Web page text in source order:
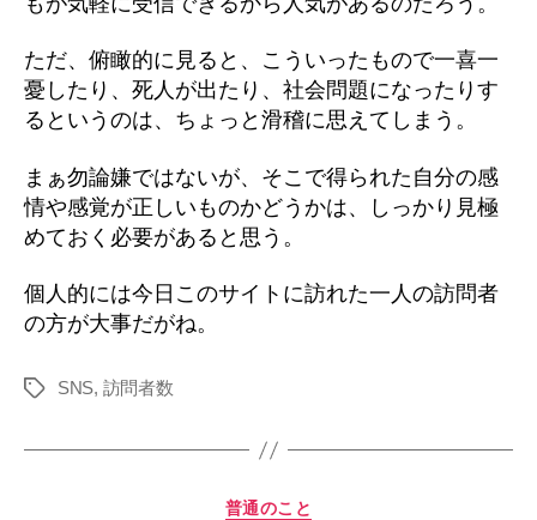
ただ、俯瞰的に見ると、こういったもので一喜一
憂したり、死人が出たり、社会問題になったりす
るというのは、ちょっと滑稽に思えてしまう。
まぁ勿論嫌ではないが、そこで得られた自分の感
情や感覚が正しいものかどうかは、しっかり見極
めておく必要があると思う。
個人的には今日このサイトに訪れた一人の訪問者
の方が大事だがね。
タ
SNS, 訪問者数
カ
普通のこと